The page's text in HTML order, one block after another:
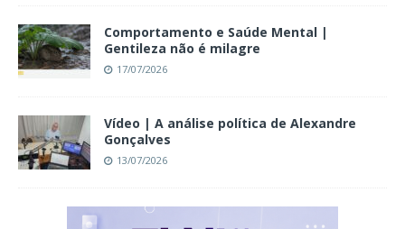
Comportamento e Saúde Mental |
Gentileza não é milagre
17/07/2026
Vídeo | A análise política de Alexandre
Gonçalves
13/07/2026